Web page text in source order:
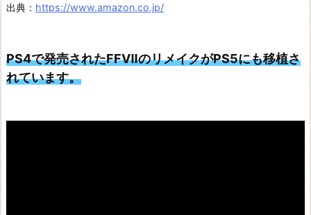
出典： https://www.amazon.co.jp/
PS4で発売されたFFⅦのリメイクがPS5にも移植さ
れています。